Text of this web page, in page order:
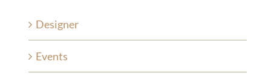
Designer
Events